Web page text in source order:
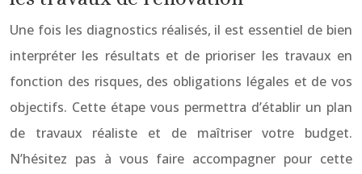
Une fois les diagnostics réalisés, il est essentiel de bien
interpréter les résultats et de prioriser les travaux en
fonction des risques, des obligations légales et de vos
objectifs. Cette étape vous permettra d’établir un plan
de travaux réaliste et de maîtriser votre budget.
N’hésitez pas à vous faire accompagner pour cette